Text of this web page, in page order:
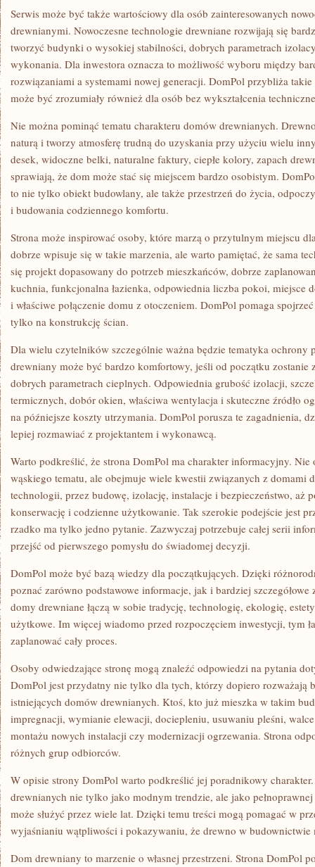
Serwis może być także wartościowy dla osób zainteresowanych
drewnianymi. Nowoczesne technologie drewniane rozwijają się
tworzyć budynki o wysokiej stabilności, dobrych parametrach
wykonania. Dla inwestora oznacza to możliwość wyboru między
rozwiązaniami a systemami nowej generacji. DomPol przybliża
może być zrozumiały również dla osób bez wykształcenia
Nie można pominąć tematu charakteru domów drewnianych.
naturą i tworzy atmosferę trudną do uzyskania przy użyciu wielu
desek, widoczne belki, naturalne faktury, ciepłe kolory, zapach
sprawiają, że dom może stać się miejscem bardzo osobistym.
to nie tylko obiekt budowlany, ale także przestrzeń do życia,
i budowania codziennego komfortu.
Strona może inspirować osoby, które marzą o przytulnym miejscu
dobrze wpisuje się w takie marzenia, ale warto pamiętać, że sama
się projekt dopasowany do potrzeb mieszkańców, dobrze
kuchnia, funkcjonalna łazienka, odpowiednia liczba pokoi, miejsce
i właściwe połączenie domu z otoczeniem. DomPol pomaga
tylko na konstrukcję ścian.
Dla wielu czytelników szczególnie ważna będzie tematyka ochrony
drewniany może być bardzo komfortowy, jeśli od początku zostanie
dobrych parametrach cieplnych. Odpowiednia grubość izolacji,
termicznych, dobór okien, właściwa wentylacja i skuteczne źródło
na późniejsze koszty utrzymania. DomPol porusza te zagadnienia,
lepiej rozmawiać z projektantem i wykonawcą.
Warto podkreślić, że strona DomPol ma charakter informacyjny. Nie
wąskiego tematu, ale obejmuje wiele kwestii związanych z domami
technologii, przez budowę, izolację, instalacje i bezpieczeństwo, aż
konserwację i codzienne użytkowanie. Tak szerokie podejście jest
rzadko ma tylko jedno pytanie. Zazwyczaj potrzebuje całej serii
przejść od pierwszego pomysłu do świadomej decyzji.
DomPol może być bazą wiedzy dla początkujących. Dzięki
poznać zarówno podstawowe informacje, jak i bardziej szczegółowe
domy drewniane łączą w sobie tradycję, technologię, ekologię,
użytkowe. Im więcej wiadomo przed rozpoczęciem inwestycji, tym
zaplanować cały proces.
Osoby odwiedzające stronę mogą znaleźć odpowiedzi na pytania
DomPol jest przydatny nie tylko dla tych, którzy dopiero rozważają
istniejących domów drewnianych. Ktoś, kto już mieszka w takim
impregnacji, wymianie elewacji, dociepleniu, usuwaniu pleśni,
montażu nowych instalacji czy modernizacji ogrzewania. Strona
różnych grup odbiorców.
W opisie strony DomPol warto podkreślić jej poradnikowy
drewnianych nie tylko jako modnym trendzie, ale jako
może służyć przez wiele lat. Dzięki temu treści mogą pomagać w
wyjaśnianiu wątpliwości i pokazywaniu, że drewno w budownictwie
Dom drewniany to marzenie o własnej przestrzeni. Strona DomPol